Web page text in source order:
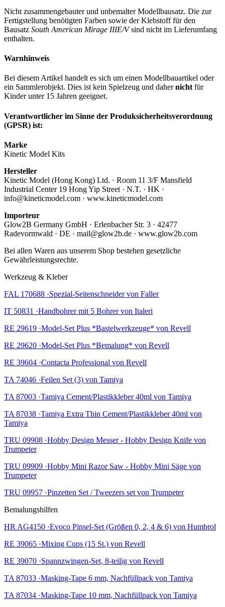
Nicht zusammengebauter und unbemalter Modellbausatz. Die zur
Fertigstellung benötigten Farben sowie der Klebstoff für den
Bausatz South American Mirage IIIE/Vsind nicht im Lieferumfang
enthalten.
Warnhinweis
Bei diesem Artikel handelt es sich um einen Modellbauartikel oder
ein Sammlerobjekt. Dies ist kein Spielzeug und dahernicht für
Kinder unter 15 Jahren geeignet.
Verantwortlicher im Sinne der Produksicherheitsverordnung
(GPSR) ist:
Marke
Kinetic Model Kits
Hersteller
Kinetic Model (Hong Kong) Ltd. · Room 11 3/F Mansfield
Industrial Center 19 Hong Yip Street · N.T. · HK ·
info@kineticmodel.com · www.kineticmodel.com
Importeur
Glow2B Germany GmbH · Erlenbacher Str. 3 · 42477
Radevormwald · DE · mail@glow2b.de · www.glow2b.com
Bei allen Waren aus unserem Shop bestehen gesetzliche
Gewährleistungsrechte.
Werkzeug & Kleber
FAL 170688 ·Spezial-Seitenschneider von Faller
IT 50831 ·Handbohrer mit 5 Bohrer von Italeri
RE 29619 ·Model-Set Plus *Bastelwerkzeuge* von Revell
RE 29620 ·Model-Set Plus *Bemalung* von Revell
RE 39604 ·Contacta Professional von Revell
TA 74046 ·Feilen Set (3) von Tamiya
TA 87003 ·Tamiya Cement/Plastikkleber 40ml von Tamiya
TA 87038 ·Tamiya Extra Thin Cement/Plastikkleber 40ml von
Tamiya
TRU 09908 ·Hobby Design Messer - Hobby Design Knife von
Trumpeter
TRU 09909 ·Hobby Mini Razor Saw - Hobby Mini Säge von
Trumpeter
TRU 09957 ·Pinzetten Set / Tweezers set von Trumpeter
Bemalungshilfen
HR AG4150 ·Evoco Pinsel-Set (Größen 0, 2, 4 & 6) von Humbrol
RE 39065 ·Mixing Cups (15 St.) von Revell
RE 39070 ·Spannzwingen-Set, 8-teilig von Revell
TA 87033 ·Masking-Tape 6 mm, Nachfüllpack von Tamiya
TA 87034 ·Masking-Tape 10 mm, Nachfüllpack von Tamiya